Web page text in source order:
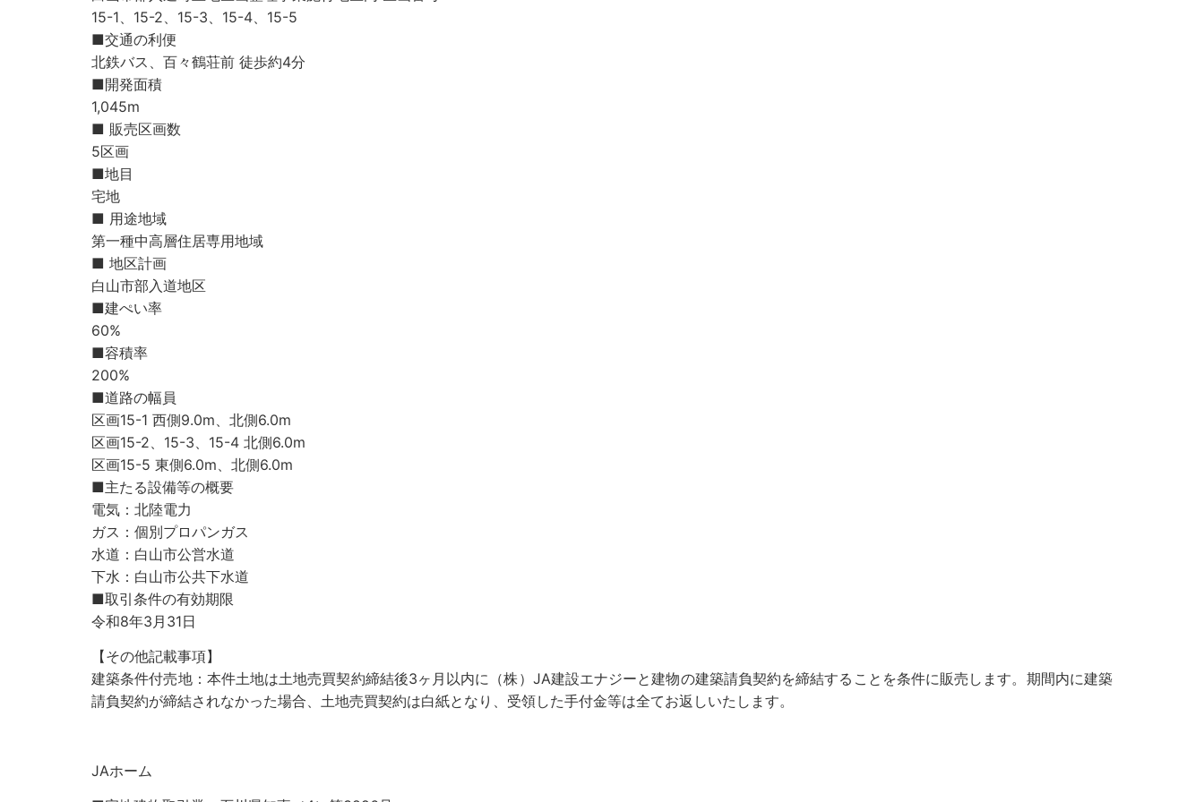
15-1、15-2、15-3、15-4、15-5
■交通の利便
北鉄バス、百々鶴荘前 徒歩約4分
■開発面積
1,045m
■ 販売区画数
5区画
■地目
宅地
■ 用途地域
第一種中高層住居専用地域
■ 地区計画
白山市部入道地区
■建ぺい率
60%
■容積率
200%
■道路の幅員
区画15-1 西側9.0m、北側6.0m
区画15-2、15-3、15-4 北側6.0m
区画15-5 東側6.0m、北側6.0m
■主たる設備等の概要
電気：北陸電力
ガス：個別プロパンガス
水道：白山市公営水道
下水：白山市公共下水道
■取引条件の有効期限
令和8年3月31日
【その他記載事項】
建築条件付売地：本件土地は土地売買契約締結後3ヶ月以内に（株）JA建設エナジーと建物の建築請負契約を締結することを条件に販売します。期間内に建築
請負契約が締結されなかった場合、土地売買契約は白紙となり、受領した手付金等は全てお返しいたします。
JAホーム